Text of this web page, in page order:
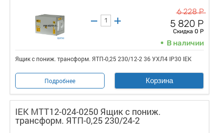
6 228 Р
5 820 Р
Скидка 0 Р
В наличии
Ящик с пониж. трансформ. ЯТП-0,25 230/12-2 36 УХЛ4 IP30 IEK
Подробнее Корзина
IEK MTT12-024-0250 Ящик с пониж.
трансформ. ЯТП-0,25 230/24-2